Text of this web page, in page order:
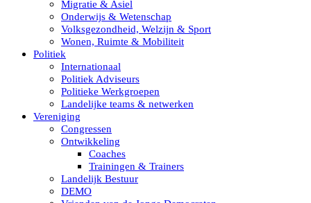
Migratie & Asiel
Onderwijs & Wetenschap
Volksgezondheid, Welzijn & Sport
Wonen, Ruimte & Mobiliteit
Politiek
Internationaal
Politiek Adviseurs
Politieke Werkgroepen
Landelijke teams & netwerken
Vereniging
Congressen
Ontwikkeling
Coaches
Trainingen & Trainers
Landelijk Bestuur
DEMO